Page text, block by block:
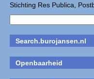
Stichting Res Publica,
Search.burojansen.nl
Openbaarheid